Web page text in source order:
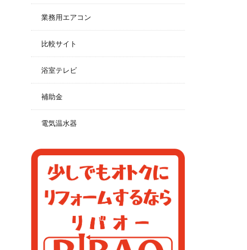
業務用エアコン
比較サイト
浴室テレビ
補助金
電気温水器